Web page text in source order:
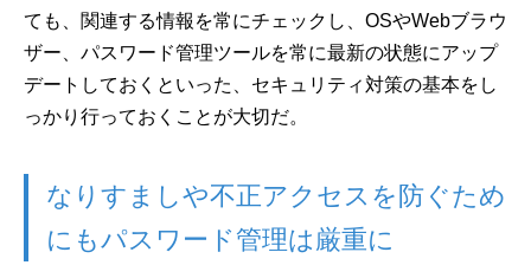
ても、関連する情報を常にチェックし、OSやWebブラウ
ザー、パスワード管理ツールを常に最新の状態にアップ
デートしておくといった、セキュリティ対策の基本をし
っかり行っておくことが大切だ。
なりすましや不正アクセスを防ぐため
にもパスワード管理は厳重に